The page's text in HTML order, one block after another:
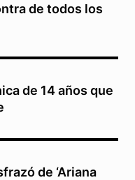
de todos los
de 14 años que
de ‘Ariana